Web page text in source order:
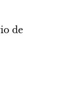
de